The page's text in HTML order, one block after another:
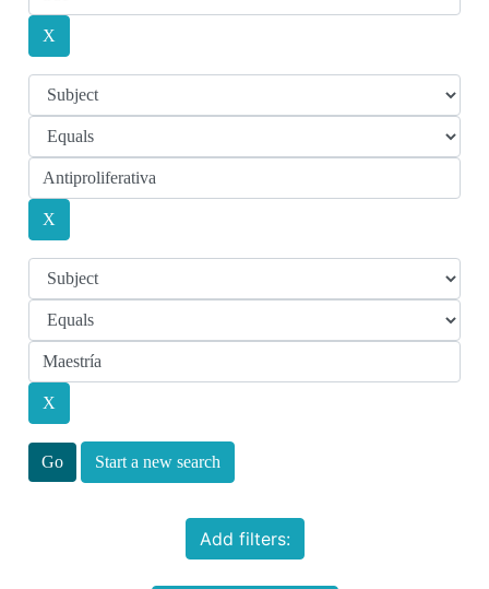
Start a new search
Add filters: